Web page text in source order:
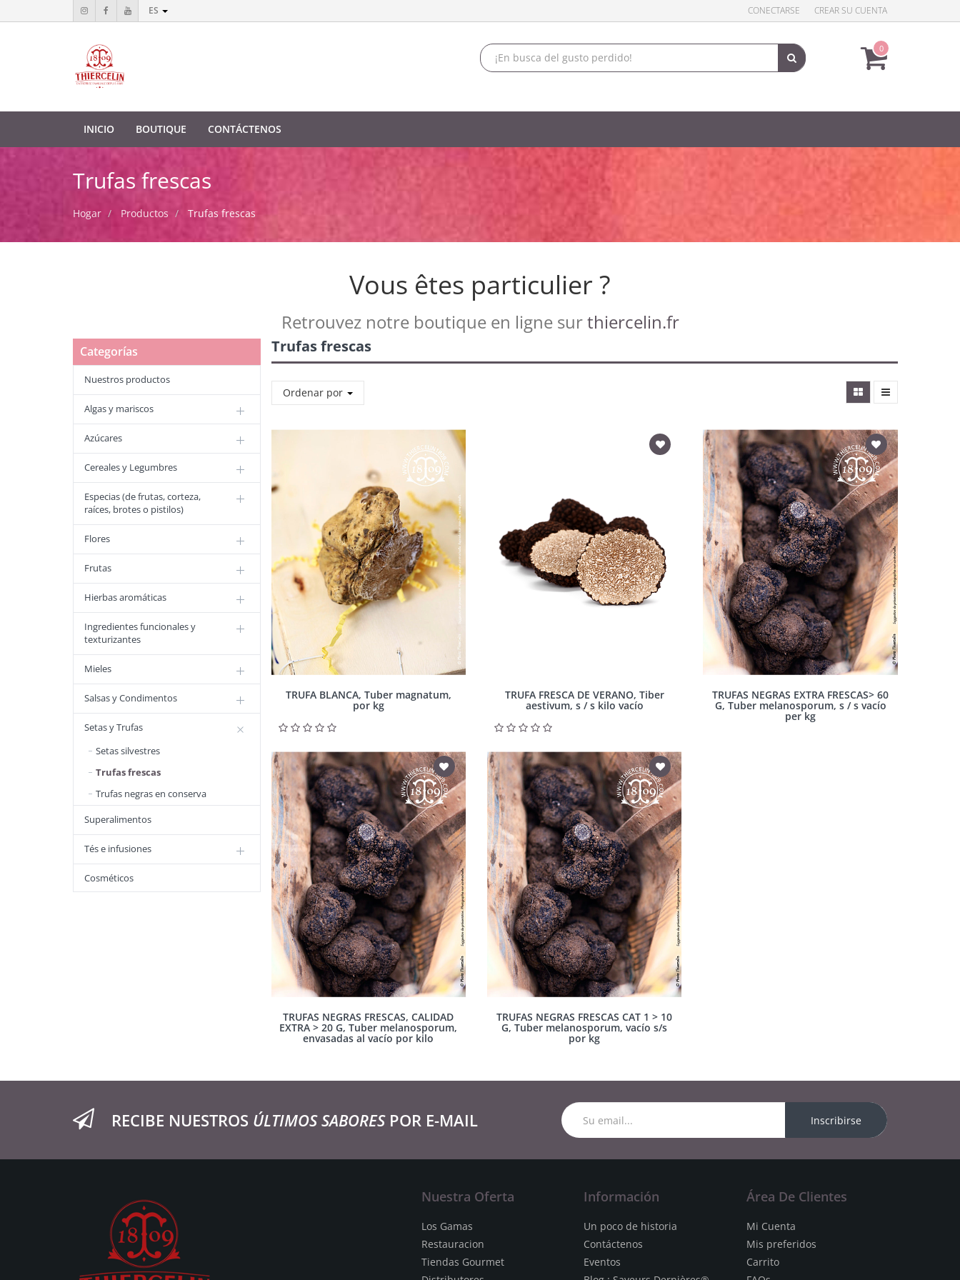
ES CONECTARSE CREAR SU CUENTA
0
INICIO BOUTIQUE CONTÁCTENOS
Trufas frescas
Hogar Productos Trufas frescas
Vous êtes particulier ?
Retrouvez notre boutique en ligne surthiercelin.fr
Categorías
Nuestros productos
Algas y mariscos
Azúcares
Cereales y Legumbres
Especias (de frutas, corteza,
raíces, brotes o pistilos)
Flores
Frutas
Hierbas aromáticas
Ingredientes funcionales y
texturizantes
Mieles
Salsas y Condimentos
Setas y Trufas
Setas silvestres
Trufas frescas
Trufas negras en conserva
Superalimentos
Tés e infusiones
Cosméticos
Trufas frescas
Ordenar por
TRUFA BLANCA, Tuber magnatum,
por kg
TRUFA FRESCA DE VERANO, Tiber
aestivum, s / s kilo vacío
TRUFAS NEGRAS EXTRA FRESCAS> 60
G, Tuber melanosporum, s / s vacío
per kg
TRUFAS NEGRAS FRESCAS, CALIDAD
EXTRA > 20 G, Tuber melanosporum,
envasadas al vacío por kilo
TRUFAS NEGRAS FRESCAS CAT 1 > 10
G, Tuber melanosporum, vacío s/s
por kg
RECIBE NUESTROS ÚLTIMOS SABORESPOR E-MAIL Inscribirse
Nuestra Oferta
Los Gamas
Restauracion
Tiendas Gourmet
Información
Un poco de historia
Contáctenos
Eventos
Área De Clientes
Mi Cuenta
Mis preferidos
Carrito